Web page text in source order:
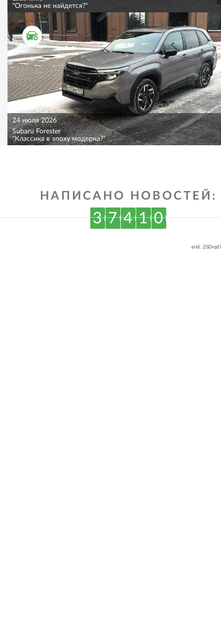
"Огонька не найдется?"
ТЕСТ ДРАЙВ
24 июля 2026
Subaru Forester
"Классика в эпоху модерна?"
НАПИСАНО НОВОСТЕЙ:
3 7 4 1 0
erid: